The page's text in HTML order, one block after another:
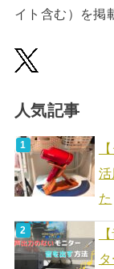
イト含む）を掲
人気記事
た